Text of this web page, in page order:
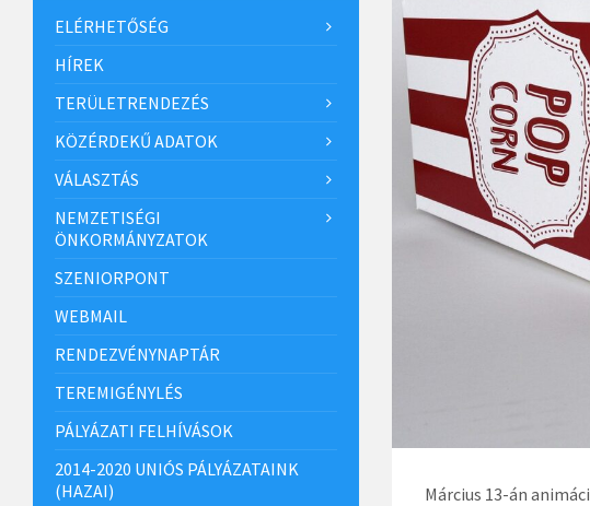
Március 13-án
ELÉRHETŐSÉG
HÍREK
TERÜLETRENDEZÉS
KÖZÉRDEKŰ ADATOK
VÁLASZTÁS
NEMZETISÉGI
ÖNKORMÁNYZATOK
SZENIORPONT
WEBMAIL
RENDEZVÉNYNAPTÁR
TEREMIGÉNYLÉS
PÁLYÁZATI FELHÍVÁSOK
2014-2020 UNIÓS PÁLYÁZATAINK
(HAZAI)